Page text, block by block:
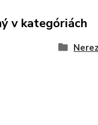
v kategóriách